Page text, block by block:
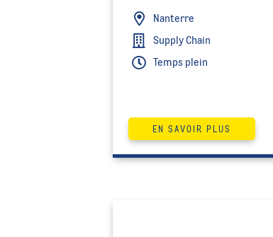
Nanterre
Temps plein
Supply Chain
EN SAVOIR PLUS